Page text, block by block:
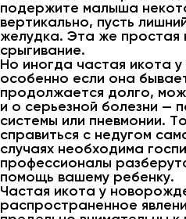
подержите малыша
вертикально, пусть
желудка. Эта же простая
срыгивание.
Но иногда частая икота
особенно если она
продолжается долго,
и о серьезной болезни —
системы или пневмонии.
справиться с недугом
случаях необходима
профессионалы
помощь вашему ребенку.
Частая икота у
распространенное